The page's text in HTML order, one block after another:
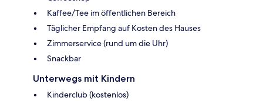
Kaffee/Tee im öffentlichen Bereich
Täglicher Empfang auf Kosten des Hauses
Zimmerservice (rund um die Uhr)
Snackbar
Unterwegs mit Kindern
Kinderclub (kostenlos)